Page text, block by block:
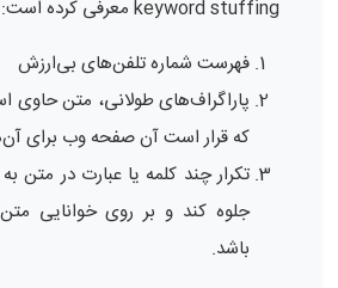
keyword stuffing معرفی کرده است:
فهرست شماره تلفن‌های بی‌ارزش
پاراگراف‌های طولانی، متن حاوی
که قرار است آن صفحه وب برای
تکرار چند کلمه یا عبارت در متن
جلوه کند و بر روی خوانایی
باشد.